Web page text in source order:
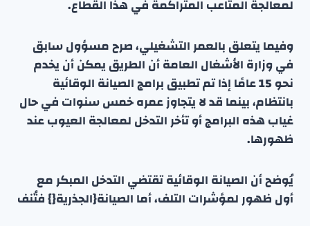
لمعالجة المتاعب المتراكمة في هذا القطاع.
وفيما يتعلق بالعمر التشغيلي، صرح مسؤول سابق
في وزارة الأشغال العامة أن الطريق يمكن أن يخدم
نحو 15 عامًا إذا تم تطبيق برامج الصيانة الوقائية
بانتظام، بينما قد لا يتجاوز عمره خمس سنوات في حال
غياب هذه البرامج أو تأخر التدخل لمعالجة العيوب عند
ظهورها.
يُوضح أن الصيانة الوقائية تقتضي التدخل المبكر مع
أول ظهور لمؤشرات التلف، أما الصيانة{الجذرية{} فتُنف